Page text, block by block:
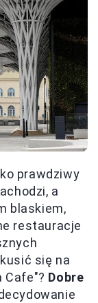
prawdziwy
a
blaskiem,
restauracje
się na
Cafe"? Dobre